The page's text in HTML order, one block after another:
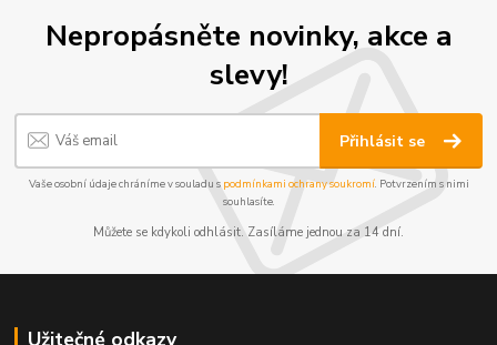
Nepropásněte novinky, akce a
slevy!
Přihlásit se
Vaše osobní údaje chráníme v souladu s podmínkami ochrany soukromí. Potvrzením s nimi
souhlasíte.
Můžete se kdykoli odhlásit. Zasíláme jednou za 14 dní.